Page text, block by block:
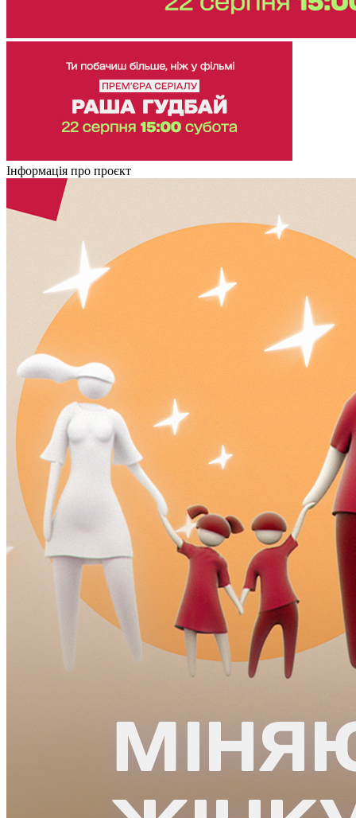
Інформація про проєкт